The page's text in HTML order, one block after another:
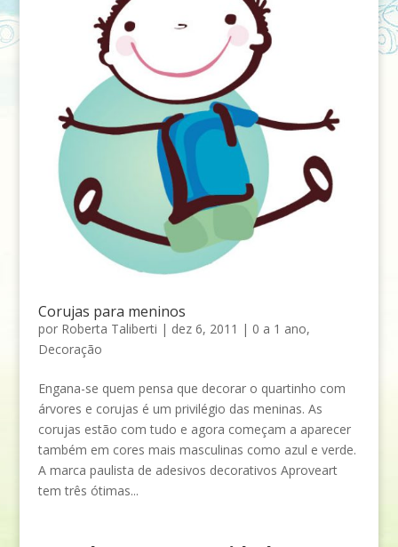
Corujas para meninos
por Roberta Taliberti | dez 6, 2011 | 0 a 1 ano,
Decoração
Engana-se quem pensa que decorar o quartinho com
árvores e corujas é um privilégio das meninas. As
corujas estão com tudo e agora começam a aparecer
também em cores mais masculinas como azul e verde.
A marca paulista de adesivos decorativos Aproveart
tem três ótimas...